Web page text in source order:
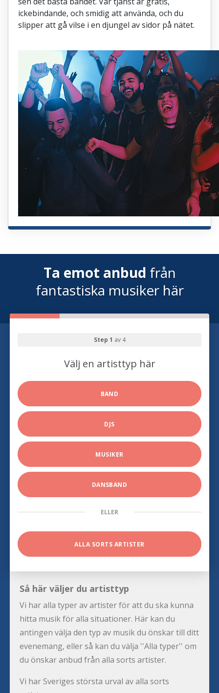
ickebindande, och smidig att använda, och du
slipper att gå vilse i en djungel av sidor på nätet.
Ta emot anbud från
fantastiska musiker här
Step 1 av 4
Välj en artisttyp här
BAND
DJS
MUSIKER
DANSBAND
ELLER
ALLA SORTS ARTISTER
Så här väljer du artisttyp
Vi har alla typer av artister för att du ska kunna
hitta musik för alla situationer. Här kan du
antingen välja den typ av musik du önskar till ditt
evenemang, eller så kan du välja ''Alla typer'' om
du önskar anbud från alla sorts artister.
Vi har Sveriges största urval av alla sorts